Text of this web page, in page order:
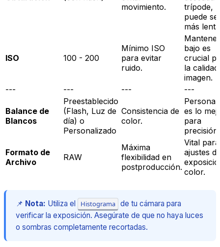
movimiento.
trípode,
puede
más
ISO 100 - 200
Mínimo ISO
para evitar
ruido.
Mantener
bajo es
crucial
la
imagen.
---
--- --- ---
Balance de
Blancos
Preestablecido
(Flash, Luz de
día) o
Personalizado
Consistencia de
color.
es lo
para
precisión.
Formato de
Archivo
RAW
Máxima
flexibilidad en
postproducción.
Vital para
ajustes
color.
📌 Nota: Utiliza el Histograma de tu cámara para
verificar la exposición. Asegúrate de que no haya luces
o sombras completamente recortadas.